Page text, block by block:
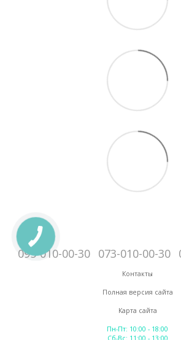
095-010-00-30 073-010-00-30
Контакты
Полная версия сайта
Карта сайта
Пн-Пт: 10:00 - 18:00
Сб-Вс: 11:00 - 13:00